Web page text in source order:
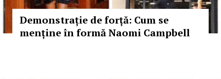
Demonstrație de forță: Cum se
menține în formă Naomi Campbell